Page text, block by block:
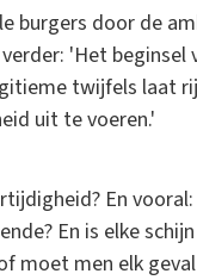
burgers door de
'Het beginsel
twijfels laat
uit te voeren.'
En
En is elke
moet men elk